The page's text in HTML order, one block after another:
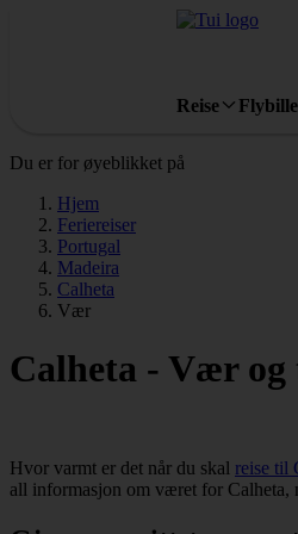
Reise
Du er for øyeblikket på
Hjem
Feriereiser
Portugal
Madeira
Calheta
Vær
Calheta - Vær
Hvor varmt er det når du skal reise til
all informasjon om været for Calheta,